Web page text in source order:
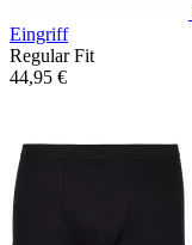
Eingriff
Regular Fit
44,95 €